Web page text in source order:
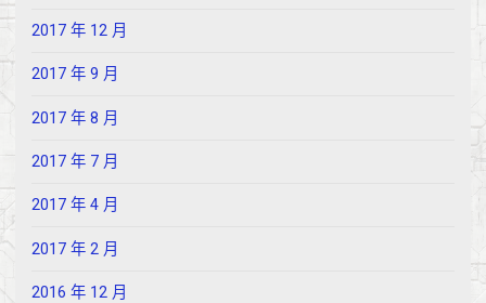
2017 年 12 月
2017 年 9 月
2017 年 8 月
2017 年 7 月
2017 年 4 月
2017 年 2 月
2016 年 12 月